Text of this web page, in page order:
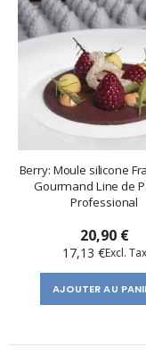
Berry: Moule silicone
Gourmand Line de
Professional
20,90 €
17,13 €
AJOUTER AU